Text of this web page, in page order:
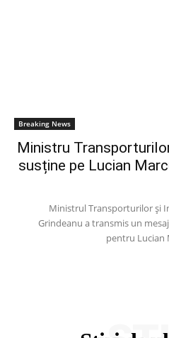
Breaking News
Ministru
susține pe Lucian
Ministrul Transporturilor și
Grindeanu a transmis un
pentru Lucian